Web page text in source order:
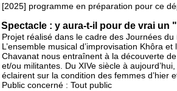
[2025] programme en préparation pour ce
Spectacle : y aura-t-il pour de vrai un
Projet réalisé dans le cadre des Journées du
L’ensemble musical d’improvisation Khôra
Chavanat nous entraînent à la découverte
et/ou militantes. Du XIVe siècle à
éclairent sur la condition des femmes d’hier
Public concerné : Tout public